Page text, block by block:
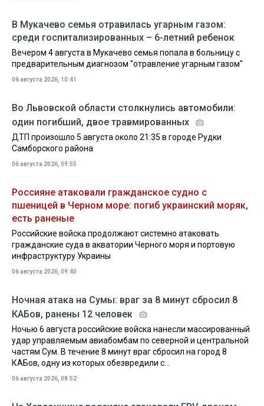
В Мукачево семья отравилась угарным газом:
среди госпитализированных – 6-летний ребенок
Вечером 4 августа в Мукачево семья попала в больницу с
предварительным диагнозом "отравление угарным газом"
06 августа 2026, 10:41
Во Львовской области столкнулись автомобили:
один погибший, двое травмированных
ДТП произошло 5 августа около 21:35 в городе Рудки
Самборского района
06 августа 2026, 09:55
Россияне атаковали гражданское судно с
пшеницей в Черном море: погиб украинский моряк,
есть раненые
Российские войска продолжают системно атаковать
гражданские суда в акватории Черного моря и портовую
инфраструктуру Украины
06 августа 2026, 09:40
Ночная атака на Сумы: враг за 8 минут сбросил 8
КАБов, ранены 12 человек
Ночью 6 августа российские войска нанесли массированный
удар управляемым авиабомбам по северной и центральной
частям Сум. В течение 8 минут враг сбросил на город 8
КАБов, одну из которых обезвредили с...
06 августа 2026, 08:52